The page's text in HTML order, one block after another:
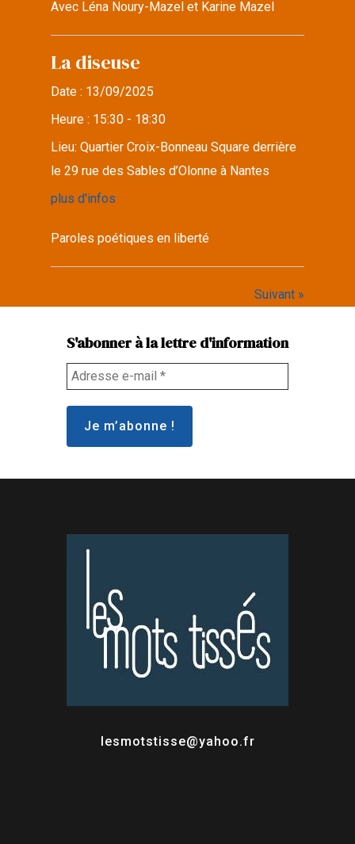
Avec Léna Noury-Mazel et Karine Mazel
La diseuse
Date : 13/09/2025
Heure : 15:30 - 18:30
Lieu:Quartier Croix-Bonneau Square derrière
le 29 rue des Sables d’Olonne à Nantes
plus d'infos
Paroles poétiques en liberté
Suivant »
S'abonner à la lettre d'information
lesmotstisse@yahoo.fr